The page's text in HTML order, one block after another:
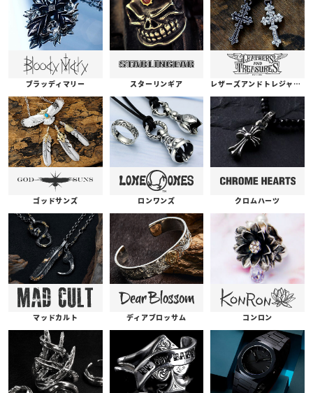
ブラッディマリー スターリンギア レザーズアンドトレジャーズ
ゴッドサンズ ロンワンズ クロムハーツ
マッドカルト ディアブロッサム コンロン